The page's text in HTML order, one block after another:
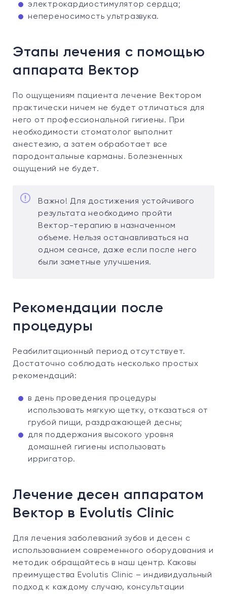
электрокардиостимулятор сердца;
непереносимость ультразвука.
Этапы лечения с помощью
аппарата Вектор
По ощущениям пациента лечение Вектором
практически ничем не будет отличаться для
него от профессиональной гигиены. При
необходимости стоматолог выполнит
анестезию, а затем обработает все
пародонтальные карманы. Болезненных
ощущений не будет.
Важно! Для достижения устойчивого
результата необходимо пройти
Вектор-терапию в назначенном
объеме. Нельзя останавливаться на
одном сеансе, даже если после него
были заметные улучшения.
Рекомендации после
процедуры
Реабилитационный период отсутствует.
Достаточно соблюдать несколько простых
рекомендаций:
в день проведения процедуры
использовать мягкую щетку, отказаться от
грубой пищи, раздражающей десны;
для поддержания высокого уровня
домашней гигиены использовать
ирригатор.
Лечение десен аппаратом
Вектор в Evolutis Clinic
Для лечения заболеваний зубов и десен с
использованием современного оборудования и
методик обращайтесь в наш центр. Каковы
преимущества Evolutis Clinic – индивидуальный
подход к каждому случаю, консультации